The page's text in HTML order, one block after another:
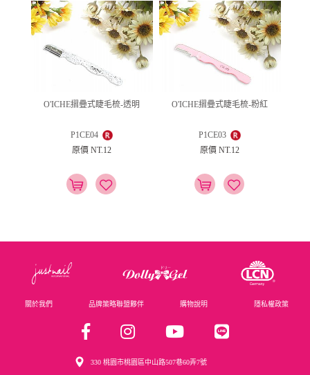
O'ICHE摺疊式睫毛梳-透明
P1CE04
原價 NT.12
O'ICHE摺疊式睫毛梳-粉紅
P1CE03
原價 NT.12
關於我們 品牌策略聯盟夥伴 購物說明 隱私權政策
330 桃園市桃園區中山路507巷60弄7號